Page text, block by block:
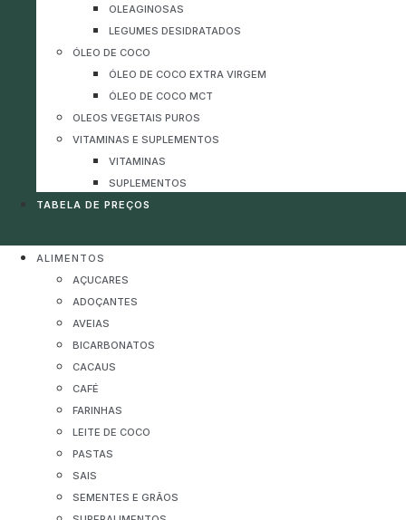
OLEAGINOSAS
LEGUMES DESIDRATADOS
ÓLEO DE COCO
ÓLEO DE COCO EXTRA VIRGEM
ÓLEO DE COCO MCT
OLEOS VEGETAIS PUROS
VITAMINAS E SUPLEMENTOS
VITAMINAS
SUPLEMENTOS
TABELA DE PREÇOS
ALIMENTOS
AÇUCARES
ADOÇANTES
AVEIAS
BICARBONATOS
CACAUS
CAFÉ
FARINHAS
LEITE DE COCO
PASTAS
SAIS
SEMENTES E GRÃOS